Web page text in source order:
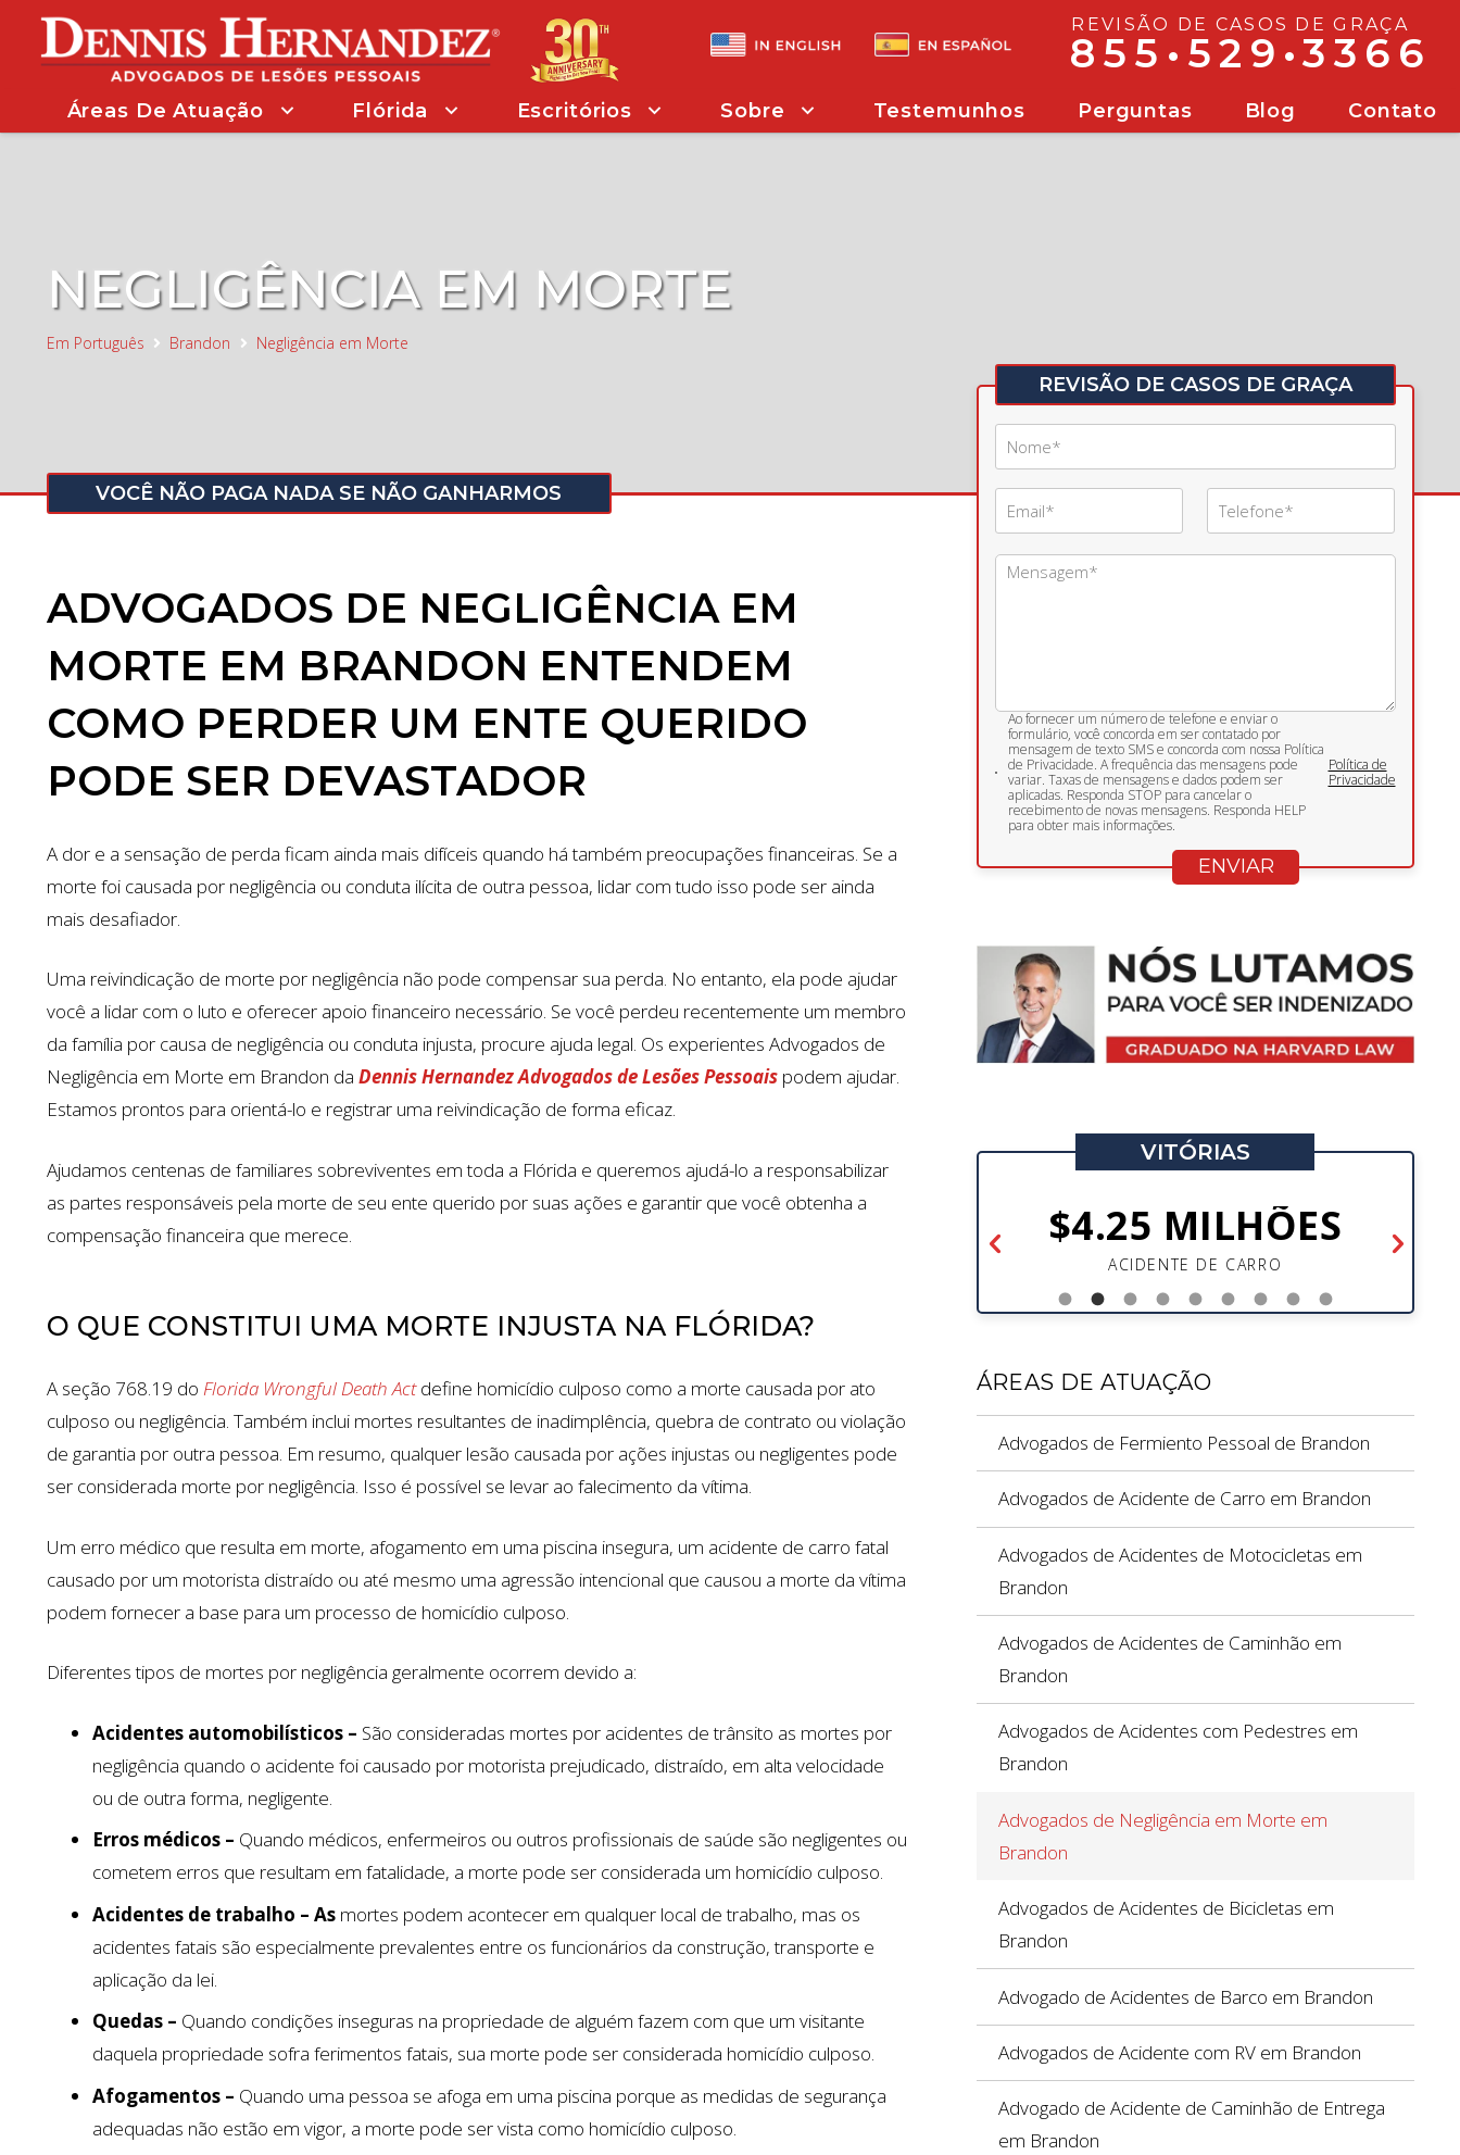
REVISÃO DE CASOS DE GRAÇA
855•529•3366
Áreas De Atuação Flórida Escritórios Sobre Testemunhos Perguntas Blog Contato
NEGLIGÊNCIA EM MORTE
Em Português Brandon Negligência em Morte
VOCÊ NÃO PAGA NADA SE NÃO GANHARMOS
ADVOGADOS DE NEGLIGÊNCIA EM
MORTE EM BRANDON ENTENDEM
COMO PERDER UM ENTE QUERIDO
PODE SER DEVASTADOR
A dor e a sensação de perda ficam ainda mais difíceis quando há também preocupações financeiras. Se a
morte foi causada por negligência ou conduta ilícita de outra pessoa, lidar com tudo isso pode ser ainda
mais desafiador.
Uma reivindicação de morte por negligência não pode compensar sua perda. No entanto, ela pode ajudar
você a lidar com o luto e oferecer apoio financeiro necessário. Se você perdeu recentemente um membro
da família por causa de negligência ou conduta injusta, procure ajuda legal. Os experientes Advogados de
Negligência em Morte em Brandon da Dennis Hernandez Advogados de Lesões Pessoaispodem ajudar.
Estamos prontos para orientá-lo e registrar uma reivindicação de forma eficaz.
Ajudamos centenas de familiares sobreviventes em toda a Flórida e queremos ajudá-lo a responsabilizar
as partes responsáveis ​​pela morte de seu ente querido por suas ações e garantir que você obtenha a
compensação financeira que merece.
O QUE CONSTITUI UMA MORTE INJUSTA NA FLÓRIDA?
A seção 768.19 do Florida Wrongful Death Actdefine homicídio culposo como a morte causada por ato
culposo ou negligência. Também inclui mortes resultantes de inadimplência, quebra de contrato ou violação
de garantia por outra pessoa. Em resumo, qualquer lesão causada por ações injustas ou negligentes pode
ser considerada morte por negligência. Isso é possível se levar ao falecimento da vítima.
Um erro médico que resulta em morte, afogamento em uma piscina insegura, um acidente de carro fatal
causado por um motorista distraído ou até mesmo uma agressão intencional que causou a morte da vítima
podem fornecer a base para um processo de homicídio culposo.
Diferentes tipos de mortes por negligência geralmente ocorrem devido a:
Acidentes automobilísticos – São consideradas mortes por acidentes de trânsito as mortes por
negligência quando o acidente foi causado por motorista prejudicado, distraído, em alta velocidade
ou de outra forma, negligente.
Erros médicos – Quando médicos, enfermeiros ou outros profissionais de saúde são negligentes ou
cometem erros que resultam em fatalidade, a morte pode ser considerada um homicídio culposo.
Acidentes de trabalho – As mortes podem acontecer em qualquer local de trabalho, mas os
acidentes fatais são especialmente prevalentes entre os funcionários da construção, transporte e
aplicação da lei.
Quedas – Quando condições inseguras na propriedade de alguém fazem com que um visitante
daquela propriedade sofra ferimentos fatais, sua morte pode ser considerada homicídio culposo.
Afogamentos – Quando uma pessoa se afoga em uma piscina porque as medidas de segurança
adequadas não estão em vigor, a morte pode ser vista como homicídio culposo.
REVISÃO DE CASOS DE GRAÇA
Ao fornecer um número de telefone e enviar o
formulário, você concorda em ser contatado por
mensagem de texto SMS e concorda com nossa Política
de Privacidade. A frequência das mensagens pode
variar. Taxas de mensagens e dados podem ser
aplicadas. Responda STOP para cancelar o
recebimento de novas mensagens. Responda HELP
para obter mais informações.
Política de
Privacidade
VITÓRIAS
$1.35 MILHÕES $7 MILHÕES $4.25 MILHÕES
ACIDENTE DE CARRO
ÁREAS DE ATUAÇÃO
Advogados de Fermiento Pessoal de Brandon
Advogados de Acidente de Carro em Brandon
Advogados de Acidentes de Motocicletas em
Brandon
Advogados de Acidentes de Caminhão em
Brandon
Advogados de Acidentes com Pedestres em
Brandon
Advogados de Negligência em Morte em
Brandon
Advogados de Acidentes de Bicicletas em
Brandon
Advogado de Acidentes de Barco em Brandon
Advogados de Acidente com RV em Brandon
Advogado de Acidente de Caminhão de Entrega
em Brandon